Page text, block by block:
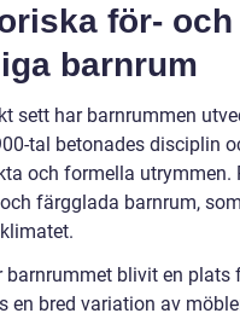
för-
barnrum
sett har barnrummen
tal betonades disciplin
och formella utrymmen.
färgglada barnrum,
barnrummet blivit en
en bred variation av